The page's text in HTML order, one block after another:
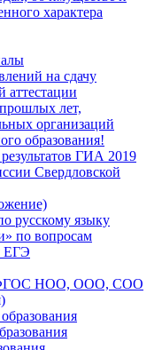
характера
на сдачу
аттестации
лет,
организаций
образования!
ГИА 2019
Свердловской
русскому языку
по вопросам
ЕГЭ
ФГОС НОО, ООО, СОО